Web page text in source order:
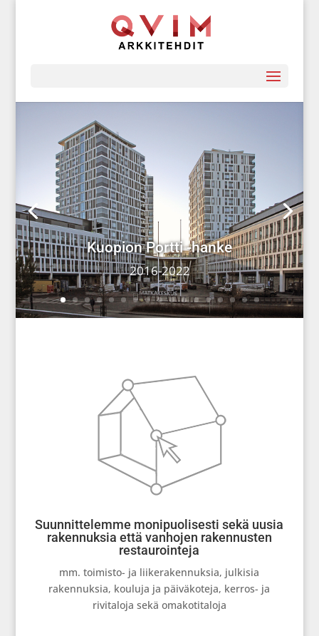
Kuopion Portti -hanke
2016-2022
Suunnittelemme monipuolisesti sekä uusia
rakennuksia että vanhojen rakennusten
restaurointeja
mm. toimisto- ja liikerakennuksia, julkisia
rakennuksia, kouluja ja päiväkoteja, kerros- ja
rivitaloja sekä omakotitaloja